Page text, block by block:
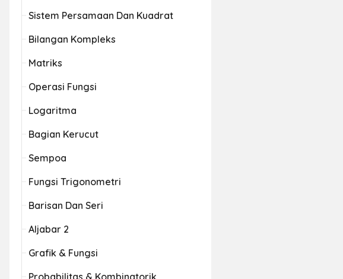
Sistem Persamaan Dan Kuadrat
Bilangan Kompleks
Matriks
Operasi Fungsi
Logaritma
Bagian Kerucut
Sempoa
Fungsi Trigonometri
Barisan Dan Seri
Aljabar 2
Grafik & Fungsi
Probabilitas & Kombinatorik